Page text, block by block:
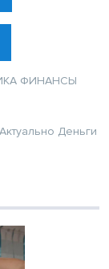
ФИНАНСЫ
Актуально Деньги